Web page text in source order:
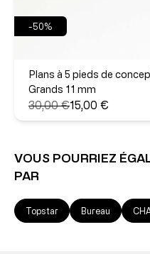
-50%
Plans à 5 pieds de
Grands 11 mm
30,00 €15,00 €
VOUS POURRIEZ
PAR
Topstar Bureau